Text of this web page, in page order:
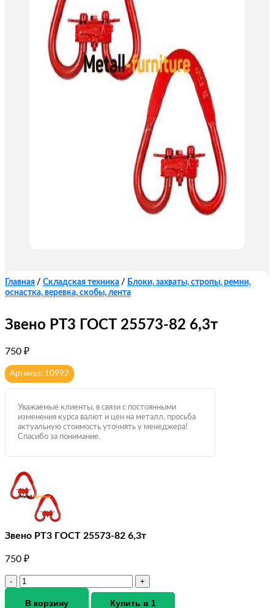
Главная / Складская техника / Блоки, захваты, стропы, ремни,
оснастка, веревка, скобы, лента
Звено РТ3 ГОСТ 25573-82 6,3т
750 ₽
Артикул: 10992
Уважаемые клиенты, в связи с постоянными
изменения курса валют и цен на металл, просьба
актуальную стоимость уточнять у менеджера!
Спасибо за понимание.
Звено РТ3 ГОСТ 25573-82 6,3т
750 ₽
Количество
Звено
В корзину
Купить в 1